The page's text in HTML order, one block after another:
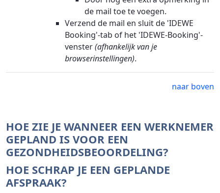
de mail toe te voegen.
Verzend de mail en sluit de 'IDEWE
Booking'-tab of het 'IDEWE-Booking'-
venster(afhankelijk van je
browserinstellingen).
naar boven
HOE ZIE JE WANNEER EEN WERKNEMER
GEPLAND IS VOOR EEN
GEZONDHEIDSBEOORDELING?
HOE SCHRAP JE EEN GEPLANDE
AFSPRAAK?